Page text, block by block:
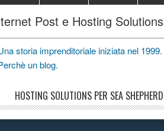
Post e Hosting Solutions
storia imprenditoriale iniziata nel 1999.
un blog.
HOSTING SOLUTIONS PER SEA SHEPHERD